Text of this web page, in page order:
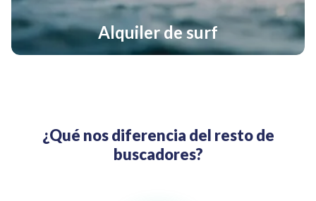
Alquiler de surf
¿Qué nos diferencia del resto de
buscadores?